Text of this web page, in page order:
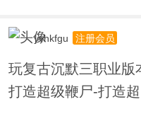
yvhkfgu 注册会员
玩复古沉默三职业版
打造超级鞭尸-打造超